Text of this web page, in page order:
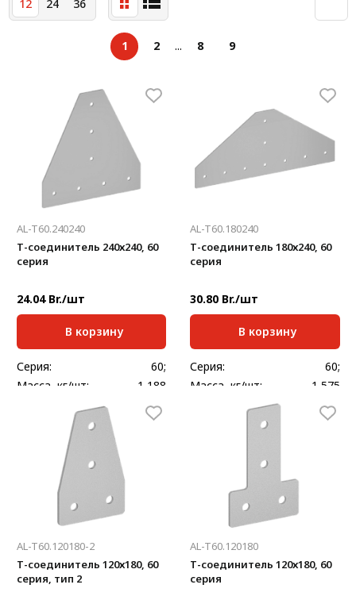
Система V-паза NEW!
Алюминиевые промышленные ограждения
Крейты и кассеты Subrack systems
Профиль строительного назначения
Радиаторный алюминиевый профиль NEW!
Лист алюминиевый
Метрический крепеж
Конструкции из профиля
Услуги дополнительной обработки профиля
12 24 36
1 2 ... 8 9
AL-T60.240240
Т-соединитель 240х240, 60
серия
24.04 Br./шт
В корзину
Серия:
60;
Масса, кг/шт:
1,188
4
AL-T60.180240
Т-соединитель 180х240, 60
серия
30.80 Br./шт
В корзину
Серия:
60;
Масса, кг/шт:
1,575
Толщина, мм:
4
AL-T60.120180-2
Т-соединитель 120х180, 60
серия, тип 2
AL-T60.120180
Т-соединитель 120х180, 60
серия